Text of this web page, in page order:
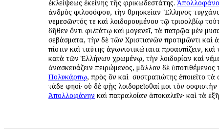
ἐκλείψεως ἐκείνης τῆς φρικωδεστάτης.
ἀνδρὸς φιλοσόφου, τὴν θρησκείαν Ἕλληνος
νεμεσῶντός τε καὶ λοιδορουμένου τῷ τρισολβίῳ
δῆθεν ὄντι φιλτάτῳ καὶ ὁμογενεῖ, τὰ πατρῷα μὲν
σεβάσματα, τὴν δὲ τῶν Χριστιανῶν προτιμῶντι καὶ
πίστιν καὶ ταύτης ἀγωνιστικώτατα προασπίζειν,
κατὰ τῶν Ἑλλήνων χρωμένῳ, τὴν λοιδορίαν καὶ
ἀνασκευάζειν πειρώμενος, μᾶλλον δὲ ὑποτιθέμενος
Πολυκάρπῳ, πρὸς ὃν καὶ ὁ συστρατιώτης ἐποιεῖτο
τάδε φησί· σὺ δὲ φῂς λοιδορεῖσθαί μοι τὸν σοφιστὴν
Ἀπολλοφάνην καὶ πατραλοίαν ἀποκαλεῖν· καὶ τὰ